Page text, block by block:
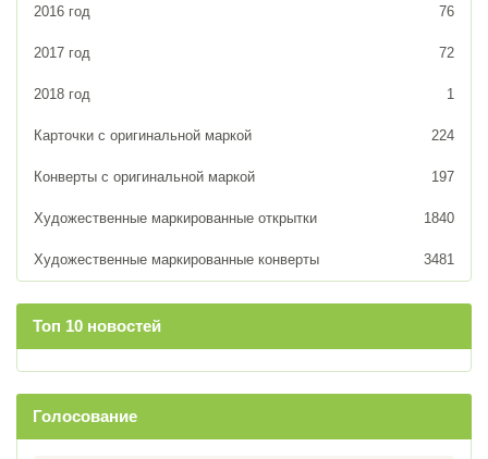
2016 год 76
2017 год 72
2018 год 1
Карточки с оригинальной маркой 224
Конверты с оригинальной маркой 197
Художественные маркированные открытки 1840
Художественные маркированные конверты 3481
Топ 10 новостей
Голосование